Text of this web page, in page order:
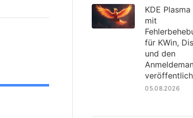
KDE Plasma
mit
für KWin,
und den
05.08.2026